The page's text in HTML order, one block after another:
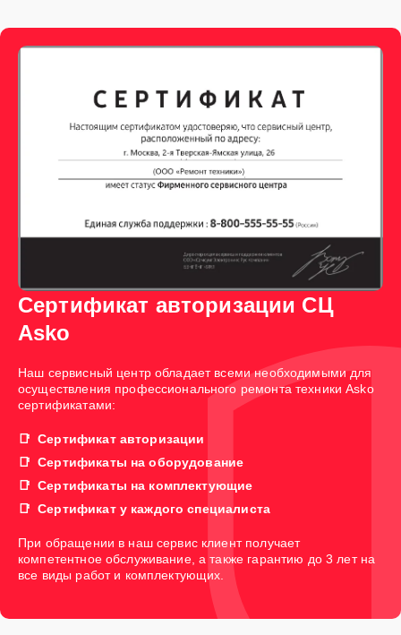
Сертификат авторизации СЦ
Asko
Наш сервисный центр обладает всеми необходимыми для
осуществления профессионального ремонта техники Asko
сертификатами:
Сертификат авторизации
Сертификаты на оборудование
Сертификаты на комплектующие
Сертификат у каждого специалиста
При обращении в наш сервис клиент получает
компетентное обслуживание, а также гарантию до 3 лет на
все виды работ и комплектующих.